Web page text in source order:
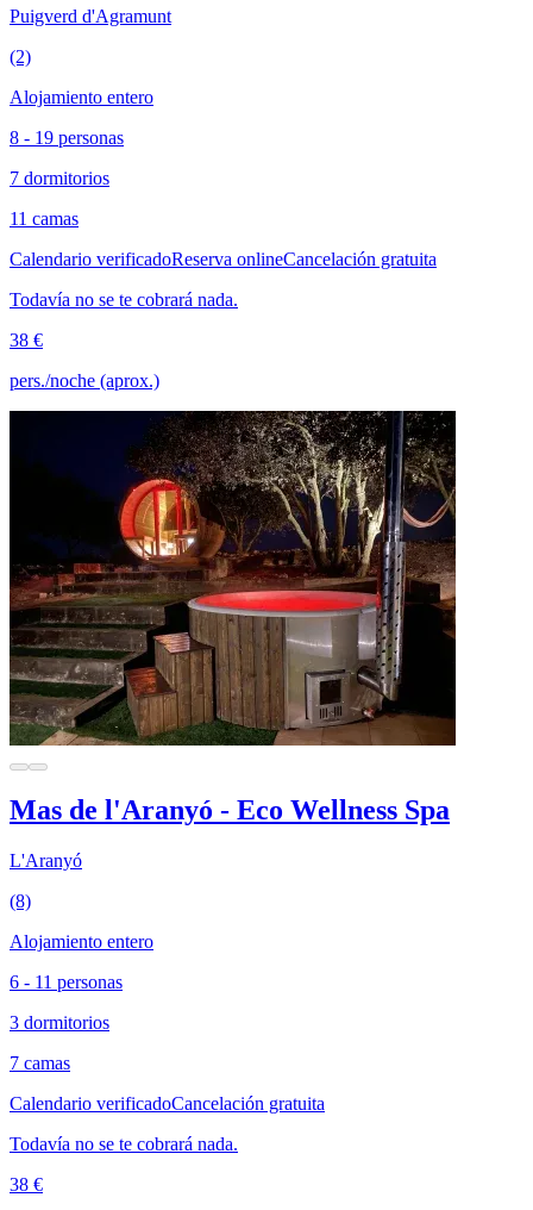
Puigverd d'Agramunt
(2)
Alojamiento entero
8 - 19 personas
7 dormitorios
11 camas
Calendario verificadoReserva onlineCancelación gratuita
Todavía no se te cobrará nada.
38 €
pers./noche (aprox.)
Mas de l'Aranyó - Eco Wellness Spa
L'Aranyó
(8)
Alojamiento entero
6 - 11 personas
3 dormitorios
7 camas
Calendario verificadoCancelación gratuita
Todavía no se te cobrará nada.
38 €